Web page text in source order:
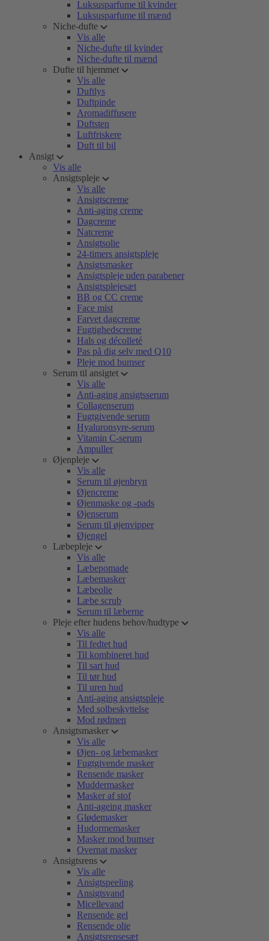
Luksusparfume til kvinder
Luksusparfume til mænd
Niche-dufte
Vis alle
Niche-dufte til kvinder
Niche-dufte til mænd
Dufte til hjemmet
Vis alle
Duftlys
Duftpinde
Aromadiffusere
Duftsten
Luftfriskere
Duft til bil
Ansigt
Vis alle
Ansigtspleje
Vis alle
Ansigtscreme
Anti-aging creme
Dagcreme
Natcreme
Ansigtsolie
24-timers ansigtspleje
Ansigtsmasker
Ansigtspleje uden parabener
Ansigtsplejesæt
BB og CC creme
Face mist
Farvet dagcreme
Fugtighedscreme
Hals og décolleté
Pas på dig selv med Q10
Pleje mod bumser
Serum til ansigtet
Vis alle
Anti-aging ansigtsserum
Collagenserum
Fugtgivende serum
Hyaluronsyre-serum
Vitamin C-serum
Ampuller
Øjenpleje
Vis alle
Serum til øjenbryn
Øjencreme
Øjenmaske og -pads
Øjenserum
Serum til øjenvipper
Øjengel
Læbepleje
Vis alle
Læbepomade
Læbemasker
Læbeolie
Læbe scrub
Serum til læberne
Pleje efter hudens behov/hudtype
Vis alle
Til fedtet hud
Til kombineret hud
Til sart hud
Til tør hud
Til uren hud
Anti-aging ansigtspleje
Med solbeskyttelse
Mod rødmen
Ansigtsmasker
Vis alle
Øjen- og læbemasker
Fugtgivende masker
Rensende masker
Muddermasker
Masker af stof
Anti-ageing masker
Glødemasker
Hudormemasker
Masker mod bumser
Overnat masker
Ansigtsrens
Vis alle
Ansigtspeeling
Ansigtsvand
Micellevand
Rensende gel
Rensende olie
Ansigtsrensesæt